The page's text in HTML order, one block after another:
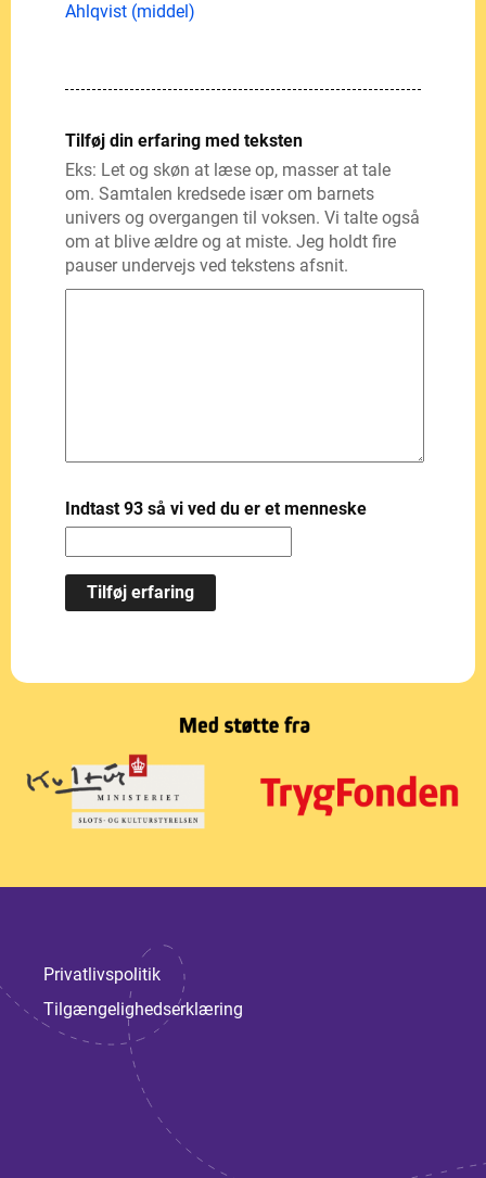
Ahlqvist (middel)
Tilføj din erfaring med teksten
Eks: Let og skøn at læse op, masser at tale
om. Samtalen kredsede især om barnets
univers og overgangen til voksen. Vi talte også
om at blive ældre og at miste. Jeg holdt fire
pauser undervejs ved tekstens afsnit.
Indtast 93 så vi ved du er et menneske
Privatlivspolitik
Tilgængelighedserklæring